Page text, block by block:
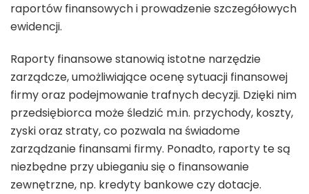
raportów finansowych i prowadzenie szczegółowych
ewidencji.
Raporty finansowe stanowią istotne narzędzie
zarządcze, umożliwiające ocenę sytuacji finansowej
firmy oraz podejmowanie trafnych decyzji. Dzięki nim
przedsiębiorca może śledzić m.in. przychody, koszty,
zyski oraz straty, co pozwala na świadome
zarządzanie finansami firmy. Ponadto, raporty te są
niezbędne przy ubieganiu się o finansowanie
zewnętrzne, np. kredyty bankowe czy dotacje.